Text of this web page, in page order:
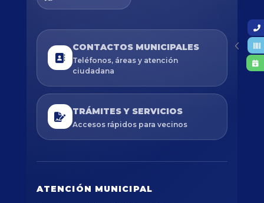
CONTACTOS MUNICIPALES
Teléfonos, áreas y atención
ciudadana
TRÁMITES Y SERVICIOS
Accesos rápidos para vecinos
ATENCIÓN MUNICIPAL